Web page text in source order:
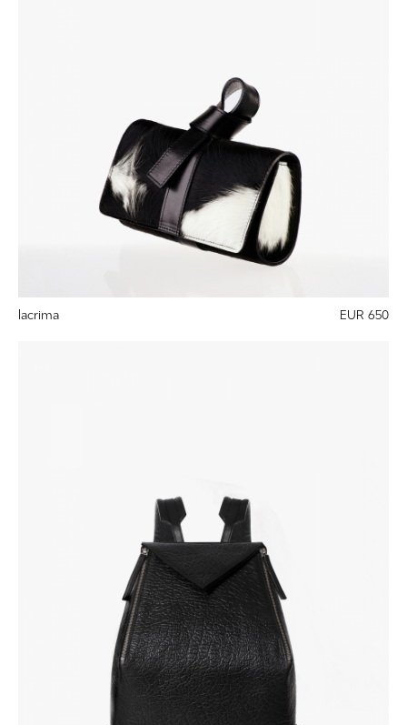
lacrima EUR 650